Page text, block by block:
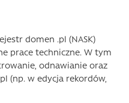
domen .pl (NASK)
prace techniczne. W tym
odnawianie oraz
(np. w edycja rekordów,